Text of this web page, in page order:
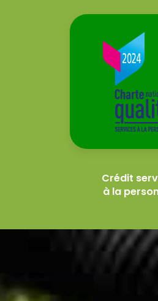
Crédit
à la